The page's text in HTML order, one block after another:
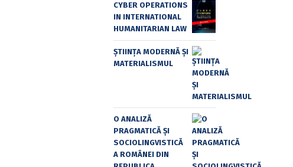
CYBER OPERATIONS
IN INTERNATIONAL
HUMANITARIAN LAW
ȘTIINȚA MODERNĂ ȘI
MATERIALISMUL
O ANALIZĂ
PRAGMATICĂ ȘI
SOCIOLINGVISTICĂ
A ROMÂNEI DIN